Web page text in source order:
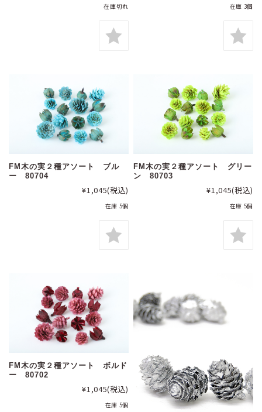
在庫切れ 在庫 3個
FM木の実２種アソート ブル
ー 80704
¥1,045(税込)
在庫 5個
FM木の実２種アソート グリー
ン 80703
¥1,045(税込)
在庫 5個
FM木の実２種アソート ボルド
ー 80702
¥1,045(税込)
在庫 5個